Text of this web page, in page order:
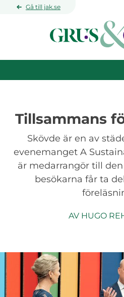
Hoppa till huvudinnehåll
Gå till jak.se
Tillsammans
Skövde är en av
evenemanget A
är medarrangör till
besökarna får ta
AV HUGO